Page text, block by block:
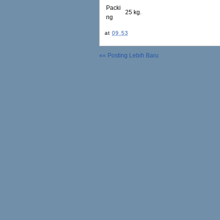
Packi
ng
25 kg.
at09.53
«« Posting Lebih Baru